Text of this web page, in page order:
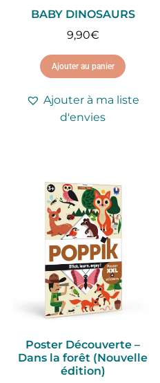
BABY DINOSAURS
9,90€
Ajouter au panier
Ajouter à ma liste
d'envies
Poster Découverte –
Dans la forêt (Nouvelle
édition)